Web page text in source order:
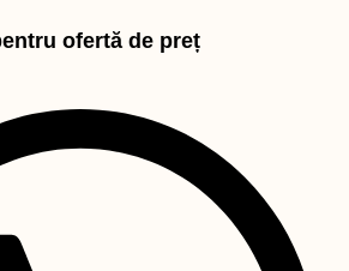
ofertă de preț